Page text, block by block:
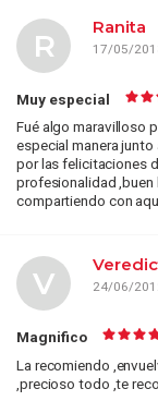
Ranita
17/05/
R
Muy especial
Fué algo maravilloso
especial manera
por las felicitaciones
profesionalidad ,buen
compartiendo con
24/06/
V
Magnifico
La recomiendo
,precioso todo ,te